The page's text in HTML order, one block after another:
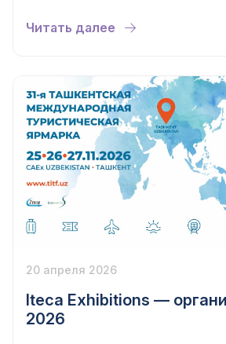
Читать далее
20 апреля 2026
Iteca Exhibitions —
2026